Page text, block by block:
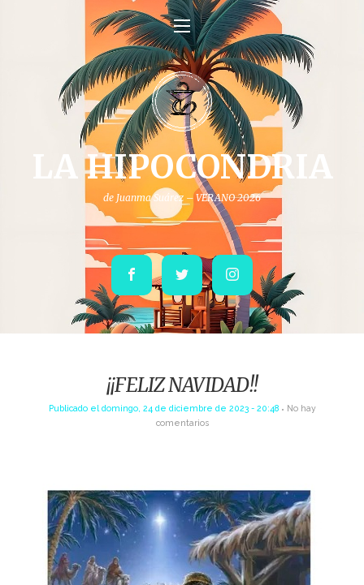
LA HIPOCONDRIA
de Juanma Suárez – VERANO 2026
Facebook Twitter Instagram
¡¡FELIZ NAVIDAD!!
Publicado el domingo, 24 de diciembre de 2023 - 20:48
No hay
comentarios